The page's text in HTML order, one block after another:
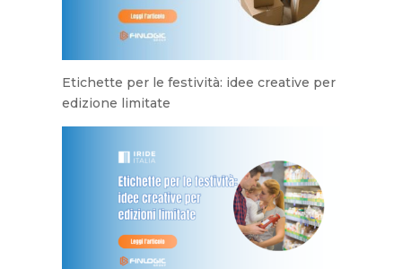
Etichette per le festività: idee creative per
edizione limitate